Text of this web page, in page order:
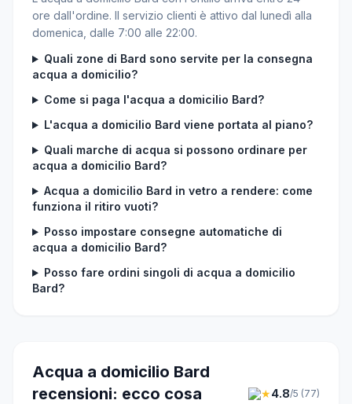
ore dall'ordine. Il servizio clienti è attivo dal lunedì alla
domenica, dalle 7:00 alle 22:00.
Quali zone di Bard sono servite per la consegna
acqua a domicilio?
Come si paga l'acqua a domicilio Bard?
L'acqua a domicilio Bard viene portata al piano?
Quali marche di acqua si possono ordinare per
acqua a domicilio Bard?
Acqua a domicilio Bard in vetro a rendere: come
funziona il ritiro vuoti?
Posso impostare consegne automatiche di
acqua a domicilio Bard?
Posso fare ordini singoli di acqua a domicilio
Bard?
Acqua a domicilio Bard
recensioni: ecco cosa
★4.8/5 (77)